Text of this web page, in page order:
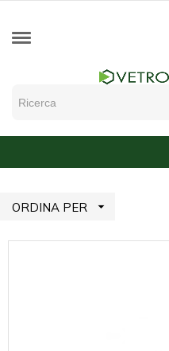
ORDINA PER 